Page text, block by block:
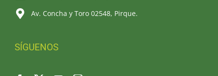
Av. Concha y Toro 02548, Pirque.
SÍGUENOS